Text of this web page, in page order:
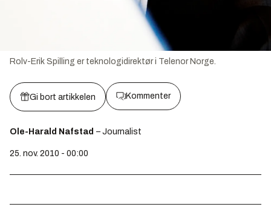
Rolv-Erik Spilling er teknologidirektør i Telenor Norge.
Gi bort artikkelen Kommenter
Ole-Harald Nafstad – Journalist
25. nov. 2010 - 00:00